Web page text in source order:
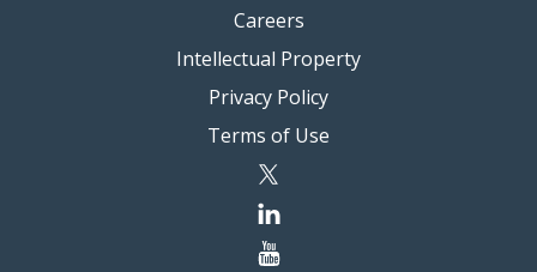
Careers
Intellectual Property
Privacy Policy
Terms of Use
twitter
linkedin